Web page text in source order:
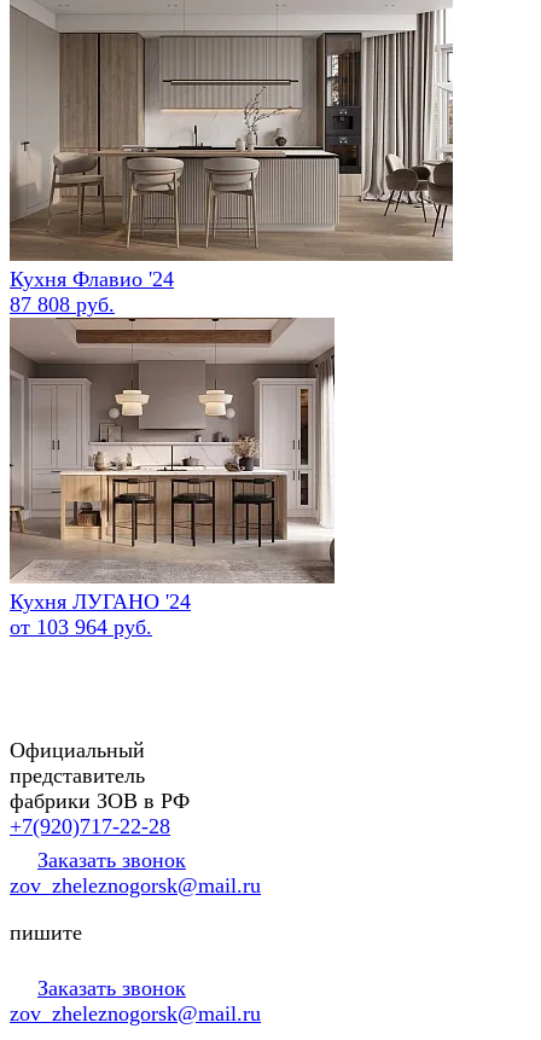
Кухня Флавио '24
87 808 руб.
Кухня ЛУГАНО '24
от 103 964 руб.
Официальный
представитель
фабрики ЗОВ в РФ
+7(920)717-22-28
Заказать звонок
zov_zheleznogorsk@mail.ru
пишите
Заказать звонок
zov_zheleznogorsk@mail.ru